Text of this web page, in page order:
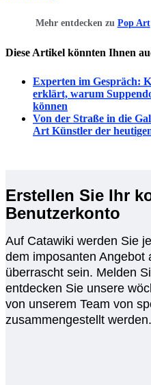
Mehr entdecken zu Pop Art
Diese Artikel könnten Ihnen
Experten im Gespräch:
erklärt, warum
können
Von der Straße in die
Art Künstler der
Erstellen Sie Ihr
Benutzerkonto
Auf Catawiki werden Sie
dem imposanten Angebot
überrascht sein. Melden
entdecken Sie unsere
von unserem Team von
zusammengestellt werden.